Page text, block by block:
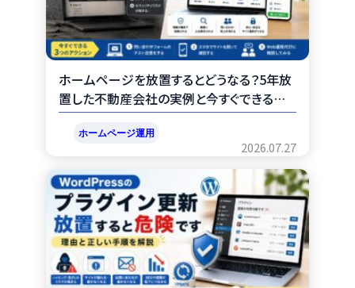
ホームページを放置するとどうなる？5年放
置した不動産会社の実例と今すぐできる対
策
ホームページ運用
2026.07.27